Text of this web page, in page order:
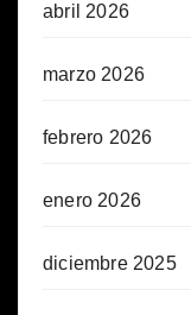
abril 2026
marzo 2026
febrero 2026
enero 2026
diciembre 2025